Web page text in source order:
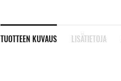
TUOTTEEN KUVAUS LISÄTIETOJA